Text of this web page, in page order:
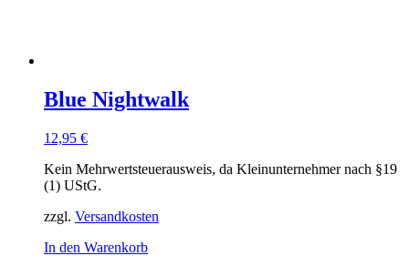
Blue Nightwalk
12,95 €
Kein Mehrwertsteuerausweis, da Kleinunternehmer nach §19
(1) UStG.
zzgl. Versandkosten
In den Warenkorb